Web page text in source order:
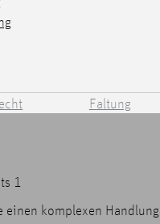
Faltung
1
einen komplexen